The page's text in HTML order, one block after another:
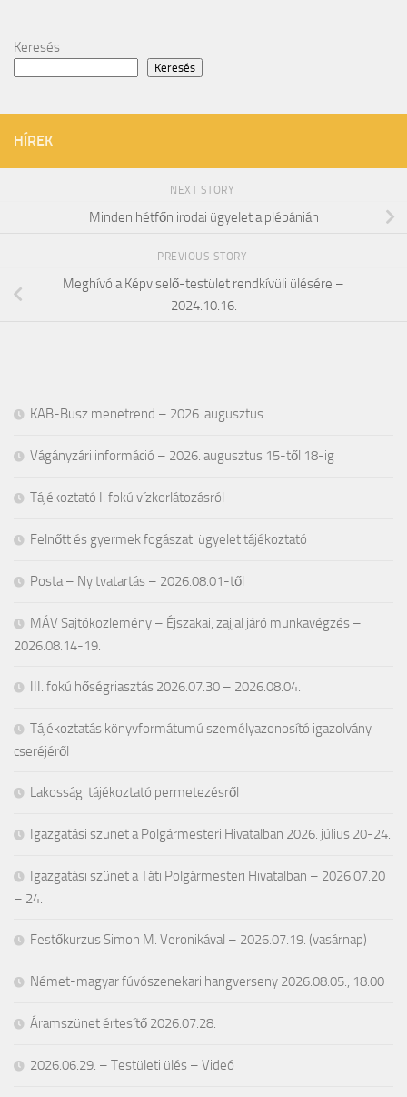
Keresés
Keresés
HÍREK
NEXT STORY
Minden hétfőn irodai ügyelet a plébánián
PREVIOUS STORY
Meghívó a Képviselő-testület rendkívüli ülésére –
2024.10.16.
KAB-Busz menetrend – 2026. augusztus
Vágányzári információ – 2026. augusztus 15-től 18-ig
Tájékoztató I. fokú vízkorlátozásról
Felnőtt és gyermek fogászati ügyelet tájékoztató
Posta – Nyitvatartás – 2026.08.01-től
MÁV Sajtóközlemény – Éjszakai, zajjal járó munkavégzés –
2026.08.14-19.
III. fokú hőségriasztás 2026.07.30 – 2026.08.04.
Tájékoztatás könyvformátumú személyazonosító igazolvány
cseréjéről
Lakossági tájékoztató permetezésről
Igazgatási szünet a Polgármesteri Hivatalban 2026. július 20-24.
Igazgatási szünet a Táti Polgármesteri Hivatalban – 2026.07.20
– 24.
Festőkurzus Simon M. Veronikával – 2026.07.19. (vasárnap)
Német-magyar fúvószenekari hangverseny 2026.08.05., 18.00
Áramszünet értesítő 2026.07.28.
2026.06.29. – Testületi ülés – Videó